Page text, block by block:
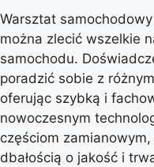
Warsztat
można zlecić wszelkie
samochodu.
poradzić sobie z
oferując szybką i
nowoczesnym
częściom
dbałością o jakość i